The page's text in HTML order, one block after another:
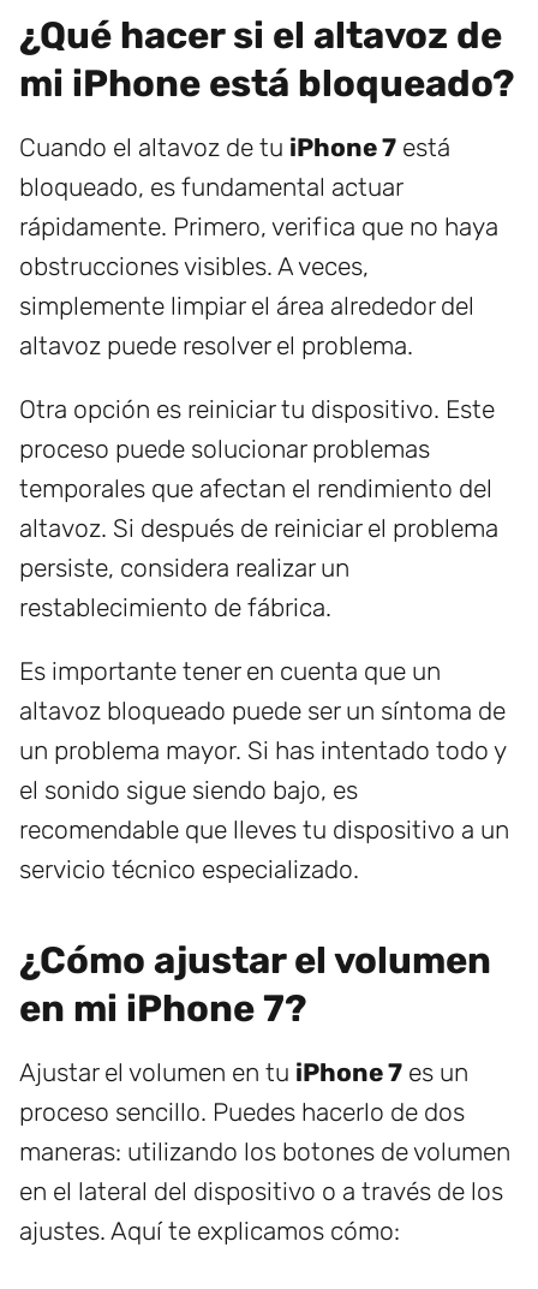
¿Qué hacer si el altavoz de
mi iPhone está bloqueado?
Cuando el altavoz de tu iPhone 7 está
bloqueado, es fundamental actuar
rápidamente. Primero, verifica que no haya
obstrucciones visibles. A veces,
simplemente limpiar el área alrededor del
altavoz puede resolver el problema.
Otra opción es reiniciar tu dispositivo. Este
proceso puede solucionar problemas
temporales que afectan el rendimiento del
altavoz. Si después de reiniciar el problema
persiste, considera realizar un
restablecimiento de fábrica.
Es importante tener en cuenta que un
altavoz bloqueado puede ser un síntoma de
un problema mayor. Si has intentado todo y
el sonido sigue siendo bajo, es
recomendable que lleves tu dispositivo a un
servicio técnico especializado.
¿Cómo ajustar el volumen
en mi iPhone 7?
Ajustar el volumen en tu iPhone 7 es un
proceso sencillo. Puedes hacerlo de dos
maneras: utilizando los botones de volumen
en el lateral del dispositivo o a través de los
ajustes. Aquí te explicamos cómo: